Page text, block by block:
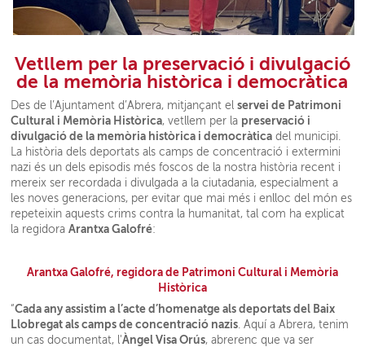
Vetllem per la preservació i divulgació
de la memòria històrica i democràtica
Des de l’Ajuntament d’Abrera, mitjançant elservei de Patrimoni
Cultural i Memòria Històrica, vetllem per la preservació i
divulgació de la memòria històrica i democràtica del municipi.
La història dels deportats als camps de concentració i extermini
nazi és un dels episodis més foscos de la nostra història recent i
mereix ser recordada i divulgada a la ciutadania, especialment a
les noves generacions, per evitar que mai més i enlloc del món es
repeteixin aquests crims contra la humanitat, tal com ha explicat
la regidoraArantxa Galofré:
Arantxa Galofré, regidora de Patrimoni Cultural i Memòria
Històrica
“Cada any assistim a l’acte d’homenatge als deportats del Baix
Llobregat als camps de concentració nazis . Aquí a Abrera, tenim
un cas documentat, l'Àngel Visa Orús, abrerenc que va ser